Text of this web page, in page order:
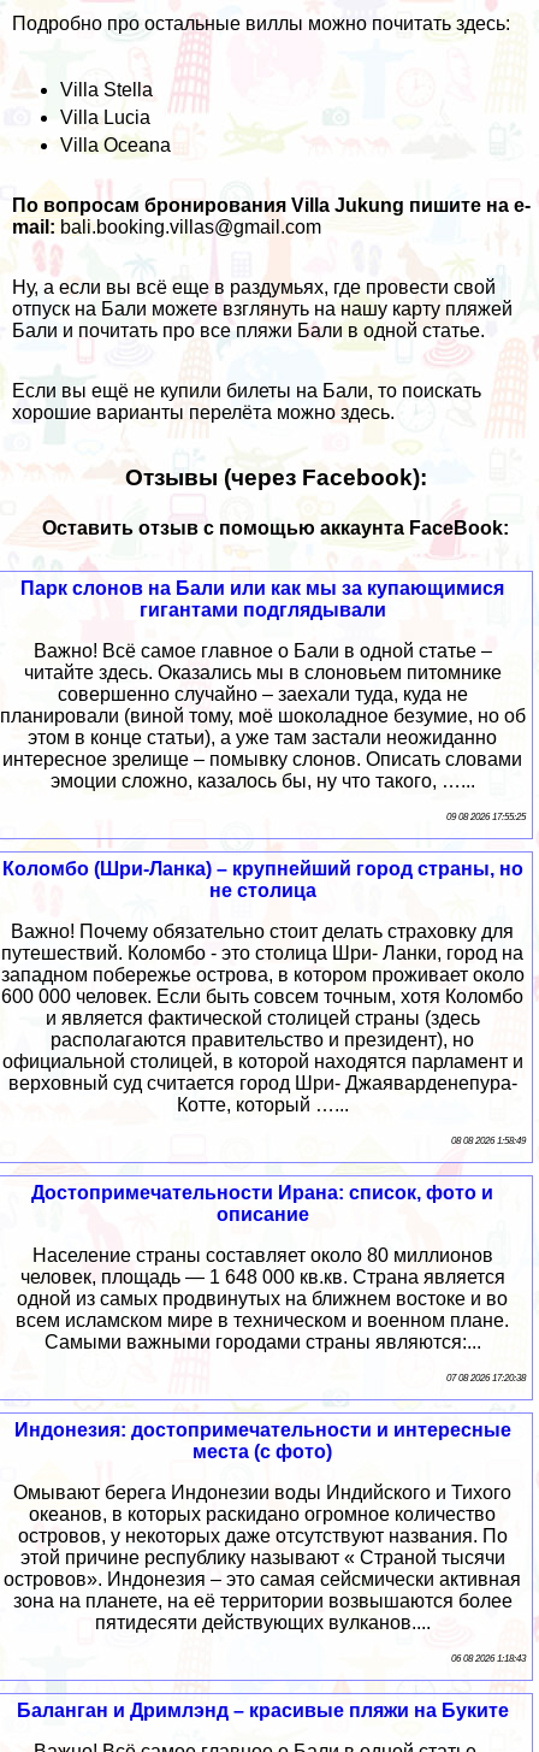
Подробно про остальные виллы можно почитать здесь:
Villa Stella
Villa Lucia
Villa Oceana
По вопросам бронирования Villa Jukung пишите на e-
mail: bali.booking.villas@gmail.com
Ну, а если вы всё еще в раздумьях, где провести свой
отпуск на Бали можете взглянуть на нашу карту пляжей
Бали и почитать про все пляжи Бали в одной статье.
Если вы ещё не купили билеты на Бали, то поискать
хорошие варианты перелёта можноздесь.
Отзывы (через Facebook):
Оставить отзыв с помощью аккаунта FaceBook:
Парк слонов на Бали или как мы за купающимися
гигантами подглядывали
Важно! Всё самое главное о Бали в одной статье –
читайте здесь. Оказались мы в слоновьем питомнике
совершенно случайно – заехали туда, куда не
планировали (виной тому, моё шоколадное безумие, но об
этом в конце статьи), а уже там застали неожиданно
интересное зрелище – помывку слонов. Описать словами
эмоции сложно, казалось бы, ну что такого, …...
09 08 2026 17:55:25
Коломбо (Шри-Ланка) – крупнейший город страны, но
не столица
Важно! Почему обязательно стоит делать страховку для
путешествий. Коломбо - это столица Шри- Ланки, город на
западном побережье острова, в котором проживает около
600 000 человек. Если быть совсем точным, хотя Коломбо
и является фактической столицей страны (здесь
располагаются правительство и президент), но
официальной столицей, в которой находятся парламент и
верховный суд считается город Шри- Джаяварденепура-
Котте, который …...
08 08 2026 1:58:49
Достопримечательности Ирана: список, фото и
описание
Население страны составляет около 80 миллионов
человек, площадь — 1 648 000 кв.кв. Страна является
одной из самых продвинутых на ближнем востоке и во
всем исламском мире в техническом и военном плане.
Самыми важными городами страны являются:...
07 08 2026 17:20:38
Индонезия: достопримечательности и интересные
места (с фото)
Омывают берега Индонезии воды Индийского и Тихого
океанов, в которых раскидано огромное количество
островов, у некоторых даже отсутствуют названия. По
этой причине республику называют « Страной тысячи
островов». Индонезия – это самая сейсмически активная
зона на планете, на её территории возвышаются более
пятидесяти действующих вулканов....
06 08 2026 1:18:43
Баланган и Дримлэнд – красивые пляжи на Буките